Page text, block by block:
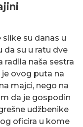
slike su danas u
da su u ratu dve
radila naša sestra
ovog puta na
majci, nego na
da je gospodin
udžbenike
oficira u kome